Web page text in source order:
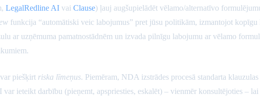
LegalRedline AI vai Clause) ļauj augšupielādēt vēlamo/alternatīvo
funkcija “automātiski veic labojumus” pret jūsu politikām, izmantojot
ar uzņēmuma pamatnostādnēm un izvada pilnīgu labojumu ar vēlamo
piešķirt riska līmeņus. Piemēram, NDA izstrādes procesā standarta
ieteikt darbību (pieņemt, apspriesties, eskalēt) – vienmēr konsultējoties –